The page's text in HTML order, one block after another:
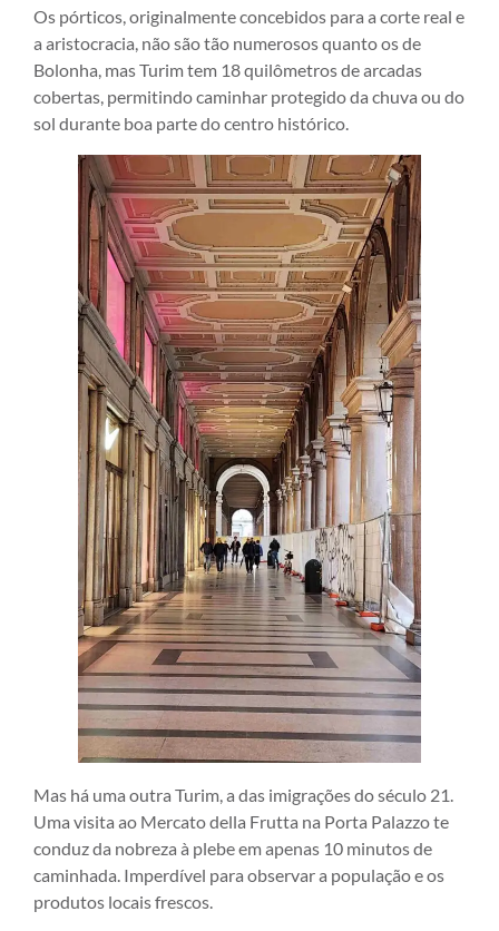
Os pórticos, originalmente concebidos para a corte real e
a aristocracia, não são tão numerosos quanto os de
Bolonha, mas Turim tem 18 quilômetros de arcadas
cobertas, permitindo caminhar protegido da chuva ou do
sol durante boa parte do centro histórico.
Mas há uma outra Turim, a das imigrações do século 21.
Uma visita ao Mercato della Frutta na Porta Palazzo te
conduz da nobreza à plebe em apenas 10 minutos de
caminhada. Imperdível para observar a população e os
produtos locais frescos.